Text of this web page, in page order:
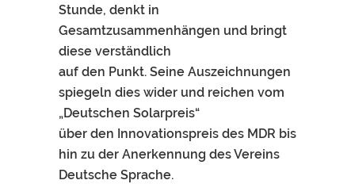
Stunde, denkt in
Gesamtzusammenhängen und bringt
diese verständlich
auf den Punkt. Seine Auszeichnungen
spiegeln dies wider und reichen vom
„Deutschen Solarpreis“
über den Innovationspreis des MDR bis
hin zu der Anerkennung des Vereins
Deutsche Sprache.